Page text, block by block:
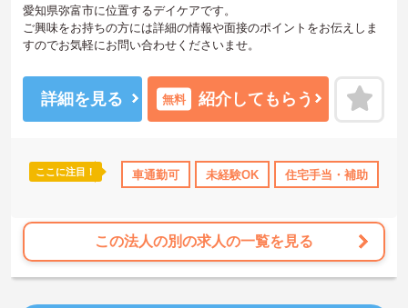
愛知県弥富市に位置するデイケアです。
ご興味をお持ちの方には詳細の情報や面接のポイントをお伝えしま
すのでお気軽にお問い合わせくださいませ。
詳細を見る 無料 紹介してもらう
ここに注目！ 車通勤可 未経験OK 住宅手当・補助
この法人の別の求人の一覧を見る